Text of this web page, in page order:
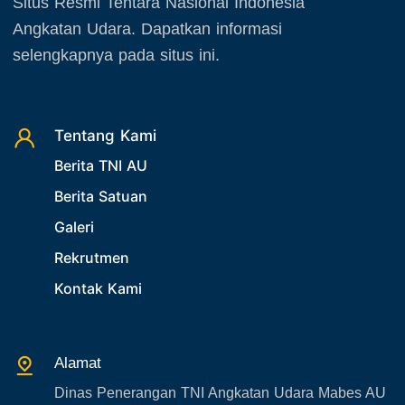
34. Agenda Kabupaten/Kota
35. Gangguan bandara
36. Kecelakaan pesawat TNI
38. Bencana Alam
39. Gangguan KAMTIBMAS
Oktober 2025
November 2025
Angkatan Udara. Dapatkan informasi
selengkapnya pada situs ini.
Tentang Kami
Berita TNI AU
Berita Satuan
Galeri
Rekrutmen
Kontak Kami
Alamat
Dinas Penerangan TNI Angkatan Udara Mabes AU